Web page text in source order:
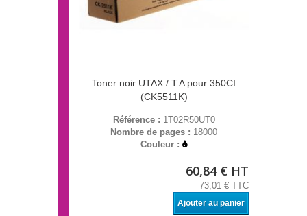
Toner noir UTAX / T.A pour 350CI
(CK5511K)
Référence : 1T02R50UT0
Nombre de pages : 18000
Couleur :
60,84 € HT
73,01 € TTC
Ajouter au panier